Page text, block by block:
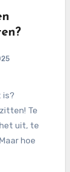
Te
uit, te
hoe